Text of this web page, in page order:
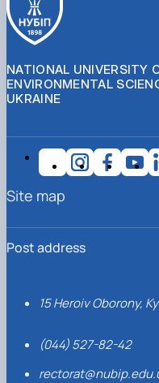
NATIONAL UNIVERSITY
ENVIRONMENTAL
UKRAINE
Post address
15 Heroiv Oborony,
(044) 527-82-42
Site map